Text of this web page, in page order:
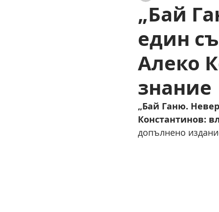
„Бай
един
Алеко
знание
„Бай Ганю.
Константинов:
допълнено